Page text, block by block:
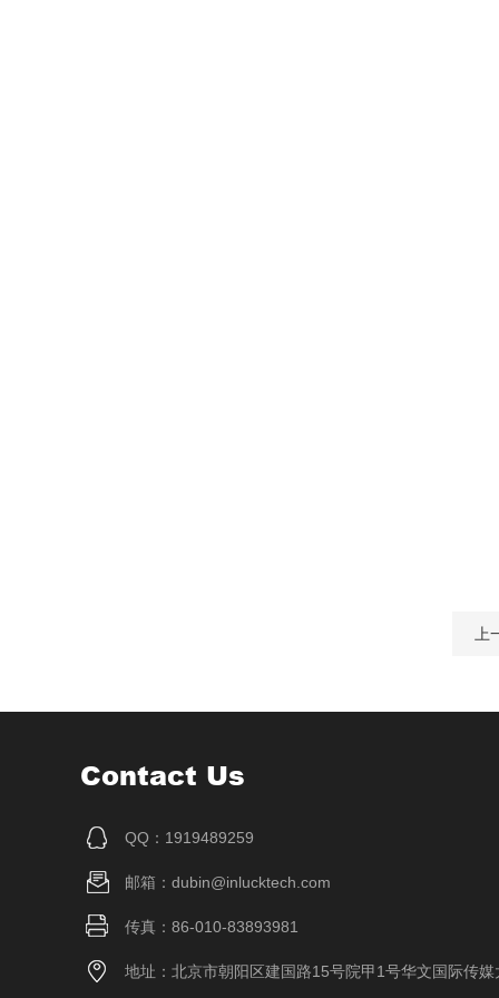
上
Contact Us
QQ：1919489259
邮箱：dubin@inlucktech.com
传真：86-010-83893981
地址：北京市朝阳区建国路15号院甲1号华文国际传媒